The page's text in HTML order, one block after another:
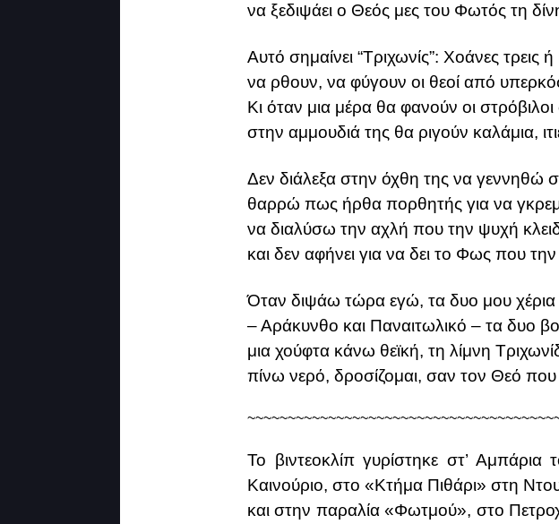
να ξεδιψάει ο Θεός μες του Φωτός τη
Αυτό σημαίνει “Τριχωνίς”: Χοάνες τρεις
να ρθουν, να φύγουν οι θεοί από
Κι όταν μια μέρα θα φανούν οι
στην αμμουδιά της θα ριγούν καλάμια,
Δεν διάλεξα στην όχθη της να γεννηθώ
θαρρώ πως ήρθα πορθητής για να
να διαλύσω την αχλή που την ψυχή
και δεν αφήνει για να δει το Φως που
Όταν διψάω τώρα εγώ, τα δυο μου
– Αράκυνθο και Παναιτωλικό – τα δυο
μια χούφτα κάνω θεϊκή, τη λίμνη
πίνω νερό, δροσίζομαι, σαν τον Θεό που
Το βιντεοκλίπ γυρίστηκε στ’
Καινούριο, στο «Κτήμα Πιθάρι» στη
και στην παραλία «Φωτμού», στο